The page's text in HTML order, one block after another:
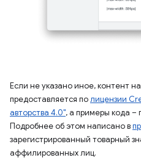
Если не указано иное, контент
предоставляется полицензии
авторства 4.0", а примеры кода –
Подробнее об этом написано в
зарегистрированный товарный
аффилированных лиц.